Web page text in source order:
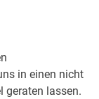
in einen nicht
geraten lassen.